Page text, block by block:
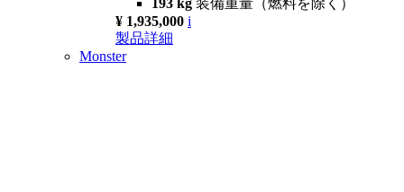
193 kg 装備重量（燃料を除く）
¥ 1,935,000 i
製品詳細
Monster